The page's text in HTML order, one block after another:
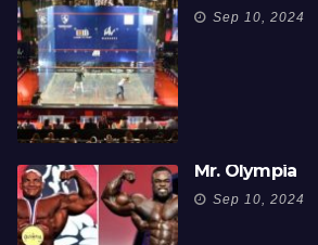
Sep 10, 2024
Mr. Olympia
Sep 10, 2024